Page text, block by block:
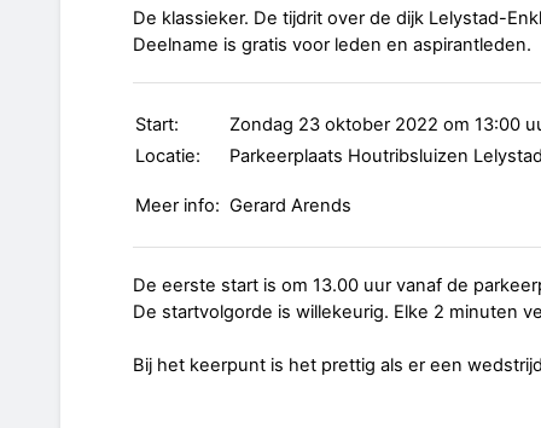
De klassieker. De tijdrit over de dijk Lelystad-
Deelname is gratis voor leden en aspirantleden.
Start:
Zondag 23 oktober 2022 om 13:00
Locatie:
Parkeerplaats Houtribsluizen
Meer info: Gerard Arends
De eerste start is om 13.00 uur vanaf de
De startvolgorde is willekeurig. Elke 2 minuten
Bij het keerpunt is het prettig als er een